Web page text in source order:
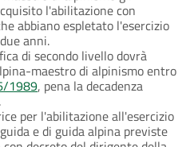
l'abilitazione con
abbiano espletato l'esercizio
anni.
di secondo livello dovrà
maestro di alpinismo entro
1989, pena la decadenza
per l'abilitazione all'esercizio
e di guida alpina previste